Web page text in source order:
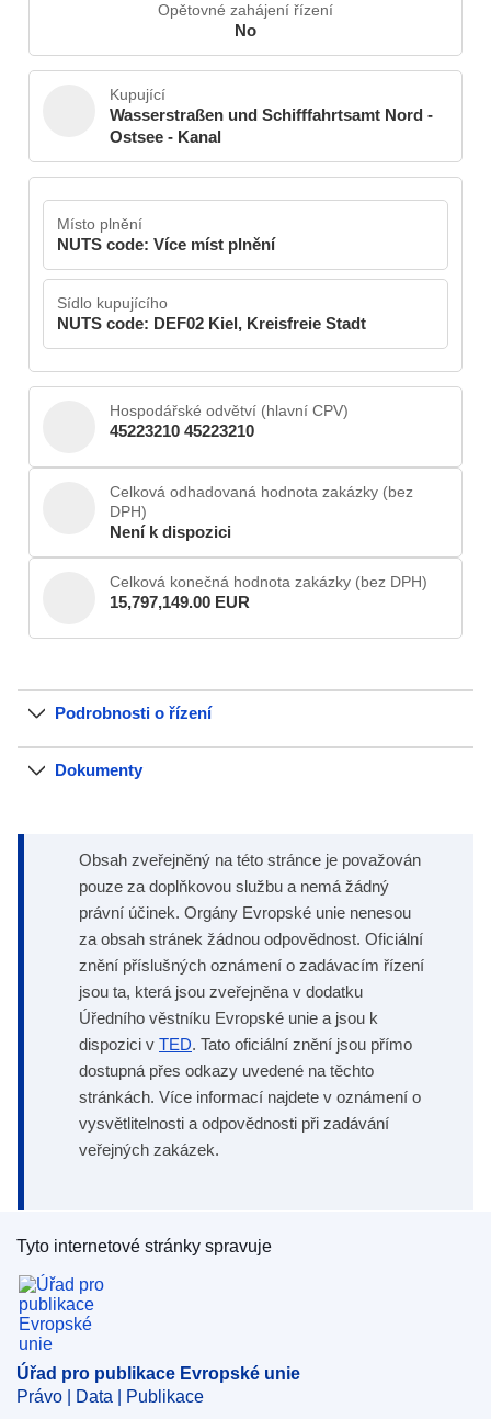
Opětovné zahájení řízení
No
Kupující
Wasserstraßen und Schifffahrtsamt Nord -
Ostsee - Kanal
Místo plnění
NUTS code: Více míst plnění
Sídlo kupujícího
NUTS code: DEF02 Kiel, Kreisfreie Stadt
Hospodářské odvětví (hlavní CPV)
45223210 45223210
Celková odhadovaná hodnota zakázky (bez
DPH)
Není k dispozici
Celková konečná hodnota zakázky (bez DPH)
15,797,149.00 EUR
Podrobnosti o řízení
Dokumenty
Obsah zveřejněný na této stránce je považován
pouze za doplňkovou službu a nemá žádný
právní účinek. Orgány Evropské unie nenesou
za obsah stránek žádnou odpovědnost. Oficiální
znění příslušných oznámení o zadávacím řízení
jsou ta, která jsou zveřejněna v dodatku
Úředního věstníku Evropské unie a jsou k
dispozici v TED. Tato oficiální znění jsou přímo
dostupná přes odkazy uvedené na těchto
stránkách. Více informací najdete v oznámení o
vysvětlitelnosti a odpovědnosti při zadávání
veřejných zakázek.
Úřad pro publikace Evropské unie
Tyto internetové stránky spravuje
Úřad pro publikace Evropské unie
Právo | Data | Publikace